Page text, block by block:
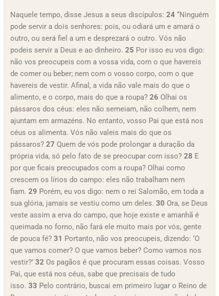
Naquele tempo, disse Jesus a seus discípulos: 24 “Ninguém
pode servir a dois senhores: pois, ou odiará um e amará o
outro, ou será fiel a um e desprezará o outro. Vós não
podeis servir a Deus e ao dinheiro. 25 Por isso eu vos digo:
não vos preocupeis com a vossa vida, com o que havereis
de comer ou beber; nem com o vosso corpo, com o que
havereis de vestir. Afinal, a vida não vale mais do que o
alimento, e o corpo, mais do que a roupa? 26 Olhai os
pássaros dos céus: eles não semeiam, não colhem, nem
ajuntam em armazéns. No entanto, vosso Pai que está nos
céus os alimenta. Vós não valeis mais do que os
pássaros? 27 Quem de vós pode prolongar a duração da
própria vida, só pelo fato de se preocupar com isso? 28 E
por que ficais preocupados com a roupa? Olhai como
crescem os lírios do campo: eles não trabalham nem
fiam. 29 Porém, eu vos digo: nem o rei Salomão, em toda a
sua glória, jamais se vestiu como um deles. 30 Ora, se Deus
veste assim a erva do campo, que hoje existe e amanhã é
queimada no forno, não fará ele muito mais por vós, gente
de pouca fé? 31 Portanto, não vos preocupeis, dizendo: ‘O
que vamos comer? O que vamos beber? Como vamos nos
vestir?’ 32 Os pagãos é que procuram essas coisas. Vosso
Pai, que está nos céus, sabe que precisais de tudo
isso. 33 Pelo contrário, buscai em primeiro lugar o Reino de